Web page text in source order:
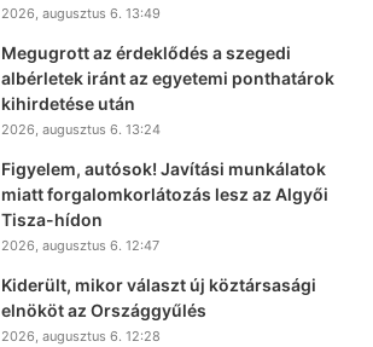
2026, augusztus 6. 13:49
Megugrott az érdeklődés a szegedi
albérletek iránt az egyetemi ponthatárok
kihirdetése után
2026, augusztus 6. 13:24
Figyelem, autósok! Javítási munkálatok
miatt forgalomkorlátozás lesz az Algyői
Tisza-hídon
2026, augusztus 6. 12:47
Kiderült, mikor választ új köztársasági
elnököt az Országgyűlés
2026, augusztus 6. 12:28